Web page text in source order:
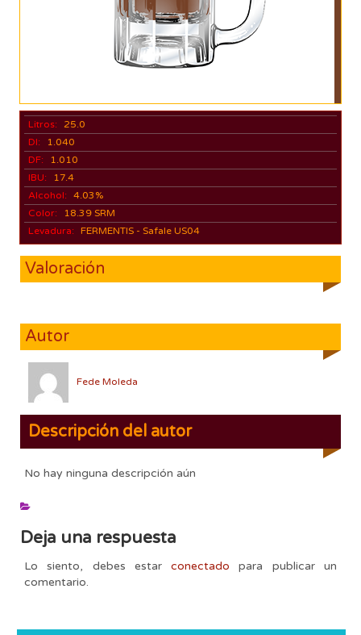
Litros:
25.0
DI:
1.040
DF:
1.010
IBU:
17.4
Alcohol: 4.03%
Color:
18.39 SRM
Levadura: FERMENTIS - Safale US04
Valoración
Autor
Fede Moleda
Descripción del autor
No hay ninguna descripción aún
Deja una respuesta
Lo siento, debes estarconectado para publicar un
comentario.